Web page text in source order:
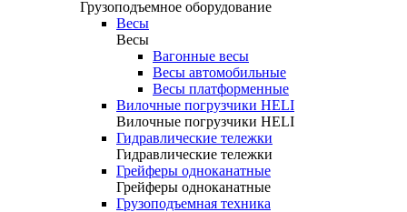
Грузоподъемное оборудование
Весы
Весы
Вагонные весы
Весы автомобильные
Весы платформенные
Вилочные погрузчики HELI
Вилочные погрузчики HELI
Гидравлические тележки
Гидравлические тележки
Грейферы одноканатные
Грейферы одноканатные
Грузоподъемная техника